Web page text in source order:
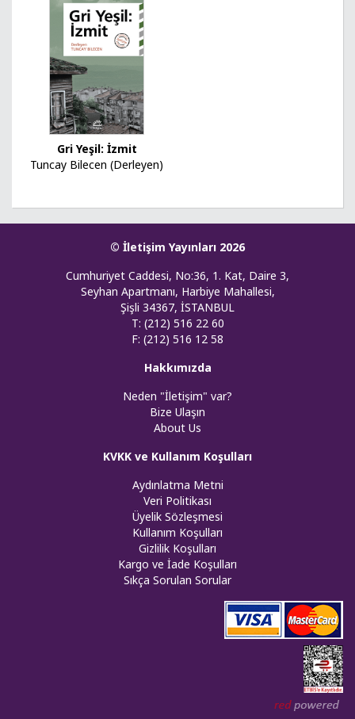
Gri Yeşil: İzmit
Tuncay Bilecen (Derleyen)
© İletişim Yayınları 2026
Cumhuriyet Caddesi, No:36, 1. Kat, Daire 3,
Seyhan Apartmanı, Harbiye Mahallesi,
Şişli 34367, İSTANBUL
T: (212) 516 22 60
F: (212) 516 12 58
Hakkımızda
Neden "İletişim" var?
Bize Ulaşın
About Us
KVKK ve Kullanım Koşulları
Aydınlatma Metni
Veri Politikası
Üyelik Sözleşmesi
Kullanım Koşulları
Gizlilik Koşulları
Kargo ve İade Koşulları
Sıkça Sorulan Sorular
Web